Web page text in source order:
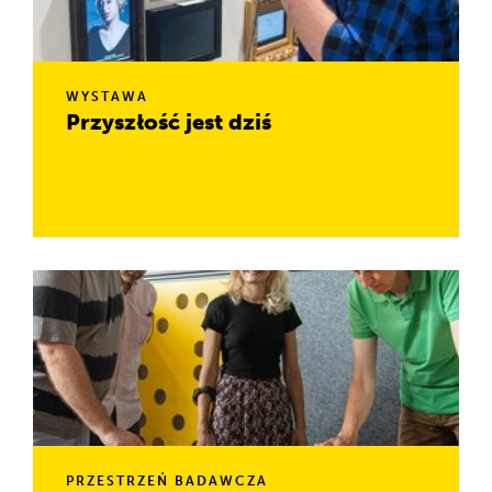
WYSTAWA
Przyszłość jest dziś
właśnie zaczyna być? Podjęliśmy to wyzwanie! Efekty
ocenicie sami.
PRZESTRZEŃ BADAWCZA